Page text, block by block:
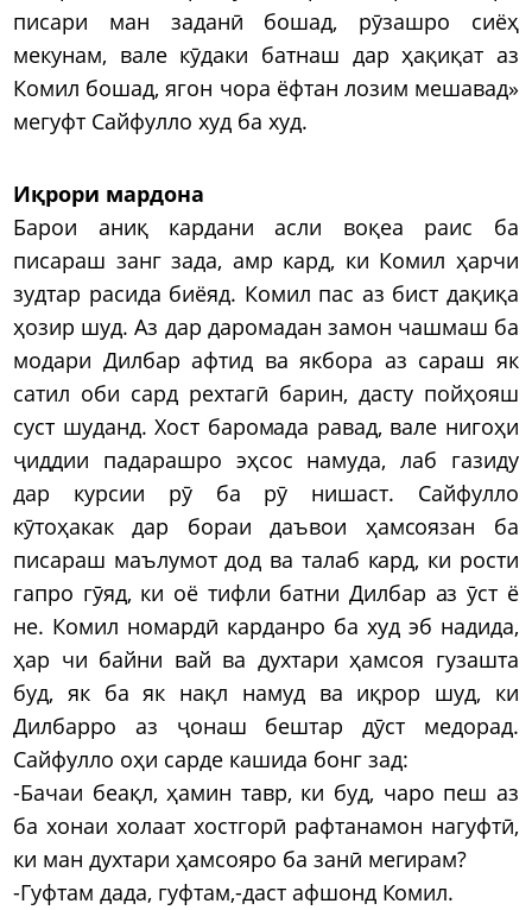
писари ман заданӣ бошад, рӯзашро сиёҳ
мекунам, вале кӯдаки батнаш дар ҳақиқат аз
Комил бошад, ягон чора ёфтан лозим мешавад»
мегуфт Сайфулло худ ба худ.
Иқрори мардона
Барои аниқ кардани асли воқеа раис ба
писараш занг зада, амр кард, ки Комил ҳарчи
зудтар расида биёяд. Комил пас аз бист дақиқа
ҳозир шуд. Аз дар даромадан замон чашмаш ба
модари Дилбар афтид ва якбора аз сараш як
сатил оби сард рехтагӣ барин, дасту пойҳояш
суст шуданд. Хост баромада равад, вале нигоҳи
ҷиддии падарашро эҳсос намуда, лаб газиду
дар курсии рӯ ба рӯ нишаст. Сайфулло
кӯтоҳакак дар бораи даъвои ҳамсоязан ба
писараш маълумот дод ва талаб кард, ки рости
гапро гӯяд, ки оё тифли батни Дилбар аз ӯст ё
не. Комил номардӣ карданро ба худ эб надида,
ҳар чи байни вай ва духтари ҳамсоя гузашта
буд, як ба як нақл намуд ва иқрор шуд, ки
Дилбарро аз ҷонаш бештар дӯст медорад.
Сайфулло оҳи сарде кашида бонг зад:
-Бачаи беақл, ҳамин тавр, ки буд, чаро пеш аз
ба хонаи холаат хостгорӣ рафтанамон нагуфтӣ,
ки ман духтари ҳамсояро ба занӣ мегирам?
-Гуфтам дада, гуфтам,-даст афшонд Комил.